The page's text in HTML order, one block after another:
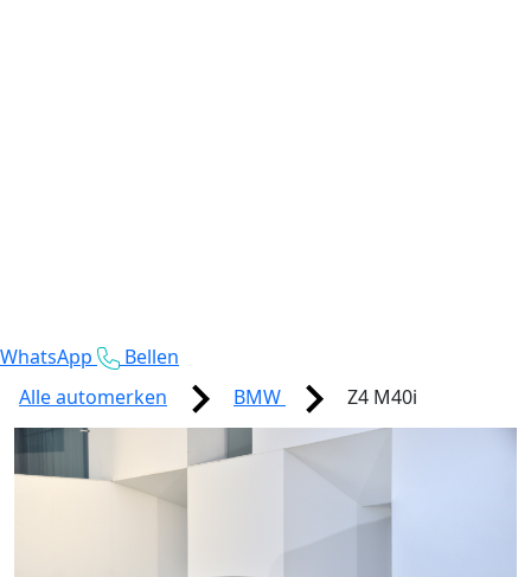
WhatsApp
Bellen
Alle automerken
BMW Z4 M40i